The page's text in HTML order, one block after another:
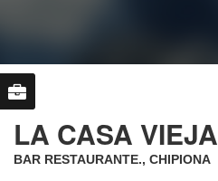
LA CASA VIEJA
BAR RESTAURANTE., CHIPIONA